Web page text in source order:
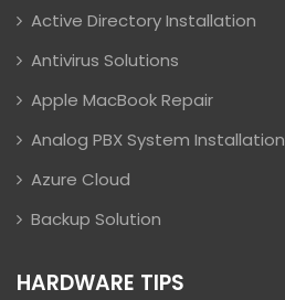
Active Directory Installation
Antivirus Solutions
Apple MacBook Repair
Analog PBX System Installation
Azure Cloud
Backup Solution
HARDWARE TIPS